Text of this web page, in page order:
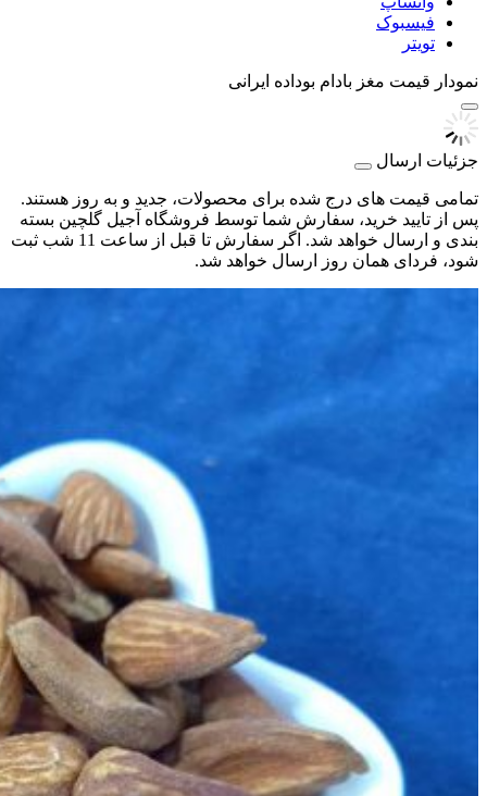
فیسبوک
تویتر
نمودار قیمت مغز بادام بوداده ایرانی
جزئیات ارسال
تمامی قیمت های درج شده برای محصولات، جدید و به روز هستند.
پس از تایید خرید، سفارش شما توسط فروشگاه آجیل گلچین بسته
بندی و ارسال خواهد شد. اگر سفارش تا قبل از ساعت 11 شب ثبت
شود، فردای همان روز ارسال خواهد شد.